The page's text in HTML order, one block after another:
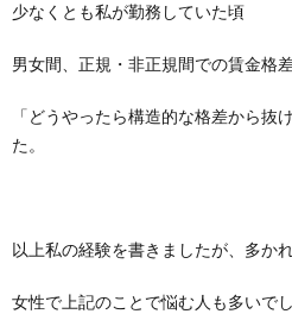
少なくとも私が勤務していた頃
男女間、正規・非正規間での賃金格
「どうやったら構造的な格差から抜
た。
以上私の経験を書きましたが、多か
女性で上記のことで悩む人も多いでし